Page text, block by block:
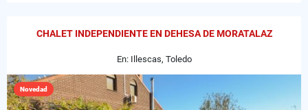
CHALET INDEPENDIENTE EN DEHESA DE MORATALAZ
En: Illescas, Toledo
Novedad